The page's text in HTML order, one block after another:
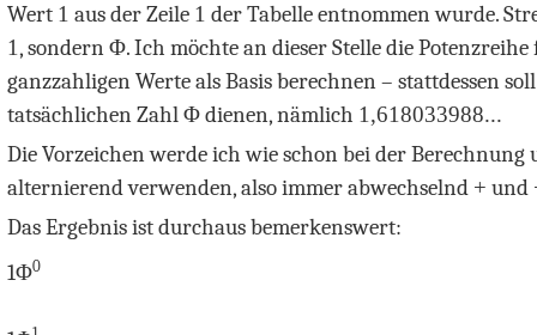
Wert 1 aus der Zeile 1 der Tabelle entnommen wurde.
1, sondernΦ. Ich möchte an dieser Stelle die
ganzzahligen Werte als Basis berechnen – stattdessen
tatsächlichen ZahlΦdienen, nämlich 1,618033988...
Die Vorzeichen werde ich wie schon bei der Berechnung
alternierend verwenden, also immer abwechselnd + und
Das Ergebnis ist durchaus bemerkenswert:
1Φ0